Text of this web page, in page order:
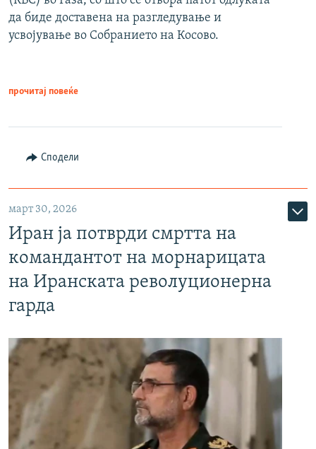
да биде доставена на разгледување и
усвојување во Собранието на Косово.
прочитај повеќе
Сподели
март 30, 2026
Иран ја потврди смртта на
командантот на морнарицата
на Иранската револуционерна
гарда